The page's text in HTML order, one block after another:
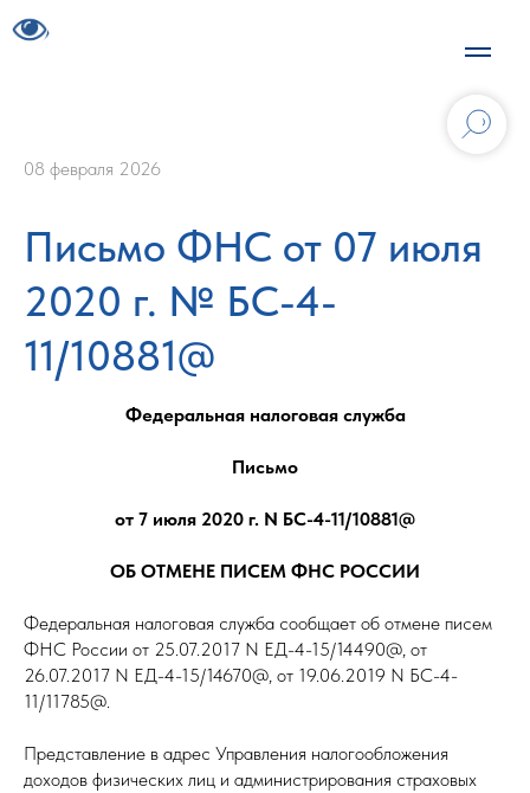
08 февраля 2026
Письмо ФНС от 07 июля
2020 г. № БС-4-
11/10881@
Федеральная налоговая служба
Письмо
от 7 июля 2020 г. N БС-4-11/10881@
ОБ ОТМЕНЕ ПИСЕМ ФНС РОССИИ
Федеральная налоговая служба сообщает об отмене писем
ФНС России от 25.07.2017 N ЕД-4-15/14490@, от
26.07.2017 N ЕД-4-15/14670@, от 19.06.2019 N БС-4-
11/11785@.
Представление в адрес Управления налогообложения
доходов физических лиц и администрирования страховых